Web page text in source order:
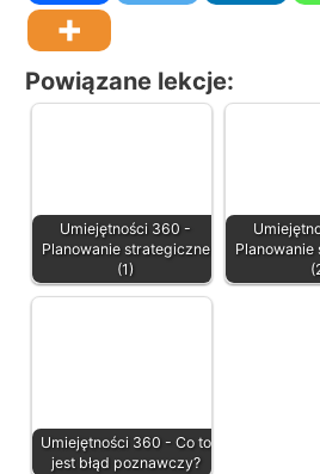
Powiązane lekcje:
Umiejętności 360 -
Planowanie strategiczne
(1)
Umiejętności 360 - Co to
jest błąd poznawczy?